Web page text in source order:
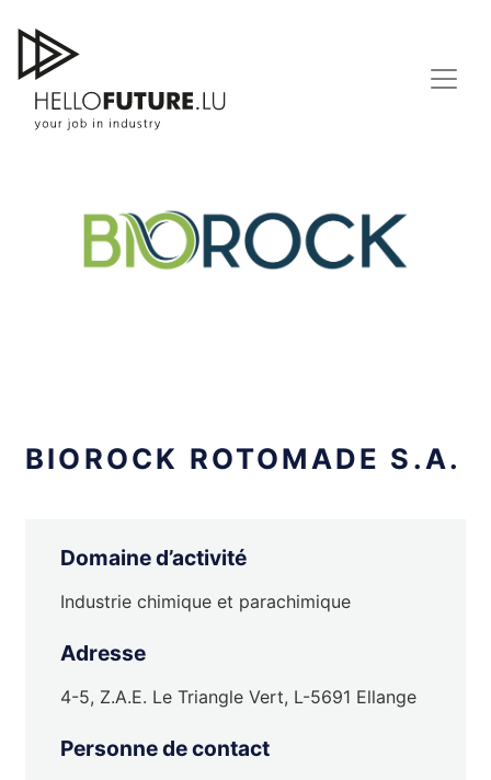
content
BIOROCK ROTOMADE S.A.
Domaine d’activité
Industrie chimique et parachimique
Adresse
4-5, Z.A.E. Le Triangle Vert, L-5691 Ellange
Personne de contact